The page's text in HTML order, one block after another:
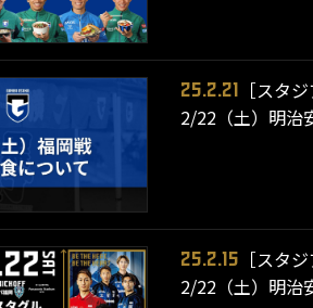
25.2.21
［スタ
2/22（土）明治
25.2.15
［スタ
2/22（土）明治